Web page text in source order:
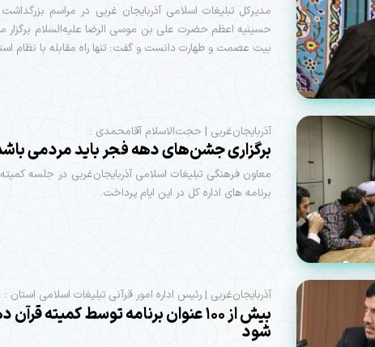
مدیرکل تبلیغات اسلامی آذربایجان غربی در مراسم
حسینیه اعظم حضرت علی بن موسی الرضا عليه‌السلام برگزار
بیت عصمت و طهارت دانست و گفت: تنها راه مقابله با نظام
آذربایجان‌غربی | حجت‌الاسلام آقامحمدی :
برگزاری جشن‌های دهه فجر باید مردمی
معاون فرهنگی تبلیغات اسلامی آذربایجان‌غربی در جلسه
برنامه های اداره کل در این ایام پرداخت.
آذربایجان‌غربی | رئیس اداره امور قرآنی تبلیغات اسلامی استان :
بیش از ۱۰۰ عنوان برنامه توسط کمیته
شود